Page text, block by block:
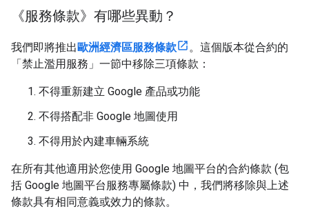
《服務條款》有哪些異動？
我們即將推出歐洲經濟區服務條款
。這個版本從合約的
「禁止濫用服務」一節中移除三項條款：
不得重新建立 Google 產品或功能
不得搭配非 Google 地圖使用
不得用於內建車輛系統
在所有其他適用於您使用 Google 地圖平台的合約條款 (包
括 Google 地圖平台服務專屬條款) 中，我們將移除與上述
條款具有相同意義或效力的條款。